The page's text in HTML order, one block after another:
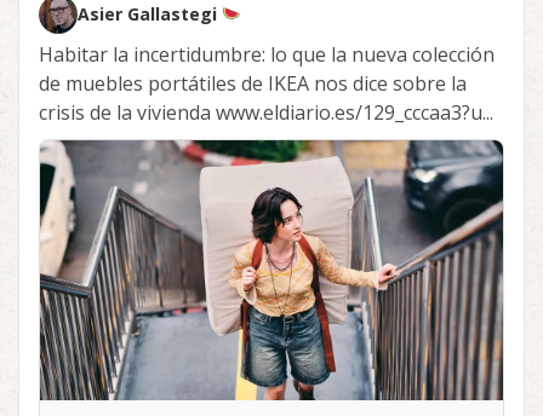
Asier Gallastegi
Habitar la incertidumbre: lo que la nueva colección
de muebles portátiles de IKEA nos dice sobre la
crisis de la vivienda www.eldiario.es/129_cccaa3?u...